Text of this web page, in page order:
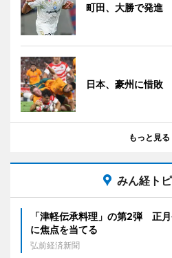
町田、大勝で発進
日本、豪州に惜敗
もっと見る
みん経ト
「津軽伝承料理」の第2弾 正
に焦点を当てる
弘前経済新聞